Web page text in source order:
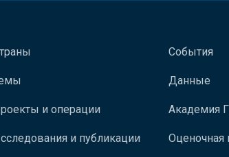
и операции
и публикации
События
Данные
Академия
Оценочная